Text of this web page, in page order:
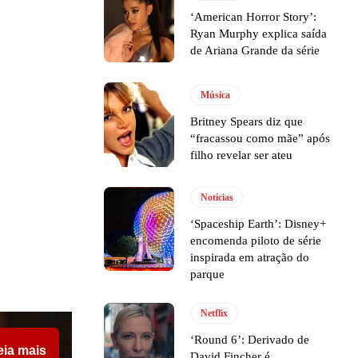
mais
‘American Horror Story’:
Ryan Murphy explica saída
de Ariana Grande da série
Música
Britney Spears diz que
“fracassou como mãe” após
filho revelar ser ateu
Notícias
‘Spaceship Earth’: Disney+
encomenda piloto de série
inspirada em atração do
parque
Netflix
‘Round 6’: Derivado de